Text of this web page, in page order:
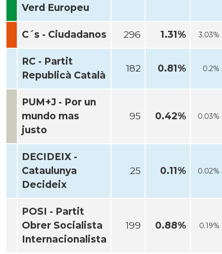
Verd Europeu
C´s - Ciudadanos 296 1.31% 3.03%
RC - Partit
Republicà Català
182 0.81% 0.2%
PUM+J - Por un
mundo mas
justo
95 0.42% 0.03%
DECIDEIX -
Cataulunya
Decideix
25 0.11% 0.02%
POSI - Partit
Obrer Socialista
Internacionalista
199 0.88% 0.19%